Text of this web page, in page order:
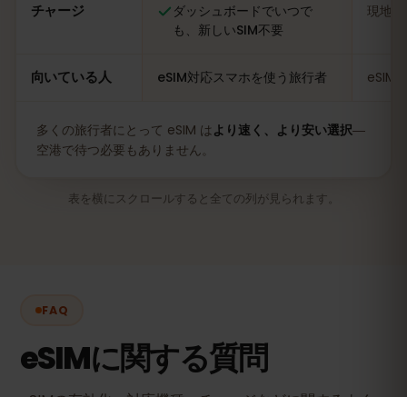
チャージ
ダッシュボードでいつで
も、新しいSIM不要
現地
向いている人 eSIM対応スマホを使う旅行者 eSIM
多くの旅行者にとって eSIM は より速く、より安い選択―
空港で待つ必要もありません。
表を横にスクロールすると全ての列が見られます。
FAQ
eSIMに関する質問